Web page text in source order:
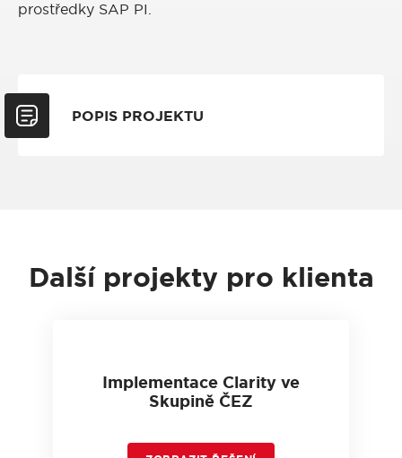
prostředky SAP PI.
POPIS PROJEKTU
Další projekty pro klienta
Implementace Clarity ve
Skupině ČEZ